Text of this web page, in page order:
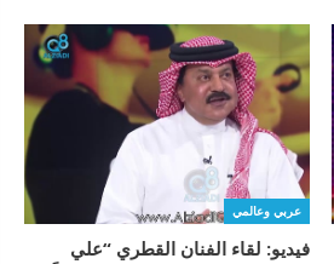
عربي وعالمي
فيديو: لقاء الفنان القطري “علي